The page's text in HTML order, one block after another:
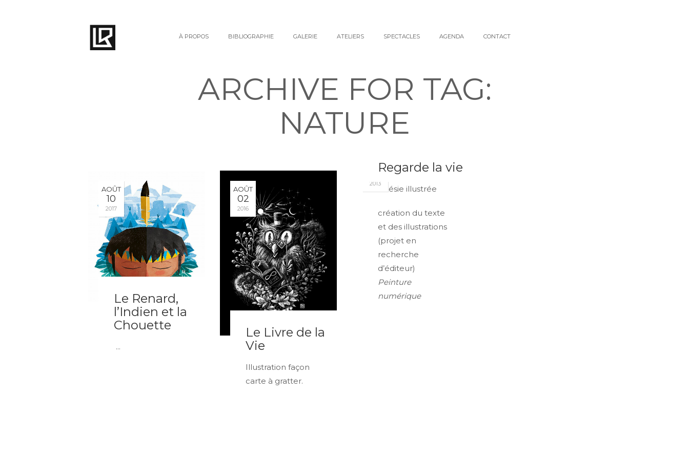
À PROPOS BIBLIOGRAPHIE GALERIE ATELIERS SPECTACLES AGENDA CONTACT
ARCHIVE FOR TAG:
NATURE
AOÛT
10
2017
Le Renard,
l’Indien et la
Chouette
...
AOÛT
02
2016
Le Livre de la
Vie
Illustration façon
carte à gratter.
JAN
2013
Regarde la vie
Poésie illustrée
création du texte
et des illustrations
(projet en
recherche
d’éditeur)
Peinture
numérique